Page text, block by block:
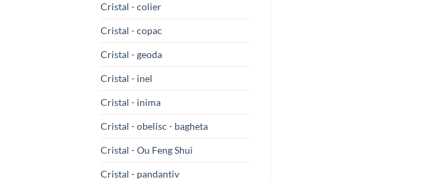
Cristal - colier
Cristal - copac
Cristal - geoda
Cristal - inel
Cristal - inima
Cristal - obelisc - bagheta
Cristal - Ou Feng Shui
Cristal - pandantiv